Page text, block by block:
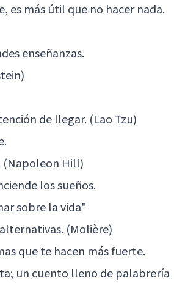
es más útil que no hacer nada.
enseñanzas.
de llegar. (Lao Tzu)
(Napoleon Hill)
los sueños.
sobre la vida"
(Molière)
que te hacen más fuerte.
un cuento lleno de palabrería